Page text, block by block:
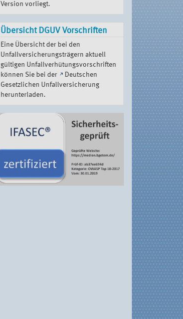
Version vorliegt.
Übersicht DGUV Vorschriften
Eine Übersicht der bei den
Unfallversicherungsträgern aktuell
gültigen Unfallverhütungsvorschriften
können Sie bei der
Deutschen
Gesetzlichen Unfallversicherung
herunterladen.